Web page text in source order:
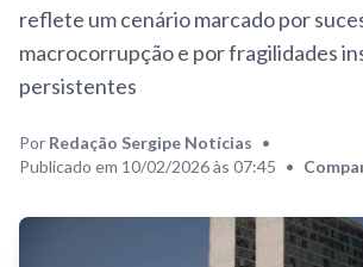
reflete um cenário marcado por
macrocorrupção e por fragilidades
persistentes
Por Redação Sergipe Notícias •
Publicado em 10/02/2026 às 07:45 •